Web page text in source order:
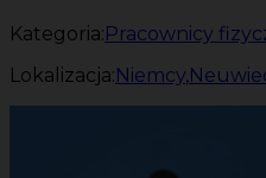
Kategoria:Pracownicy
Lokalizacja:Niemcy,